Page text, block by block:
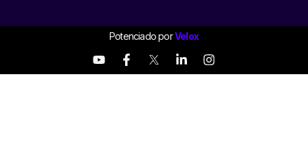
Potenciado porVelox